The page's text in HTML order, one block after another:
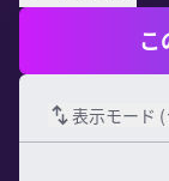
こ
表示モード (